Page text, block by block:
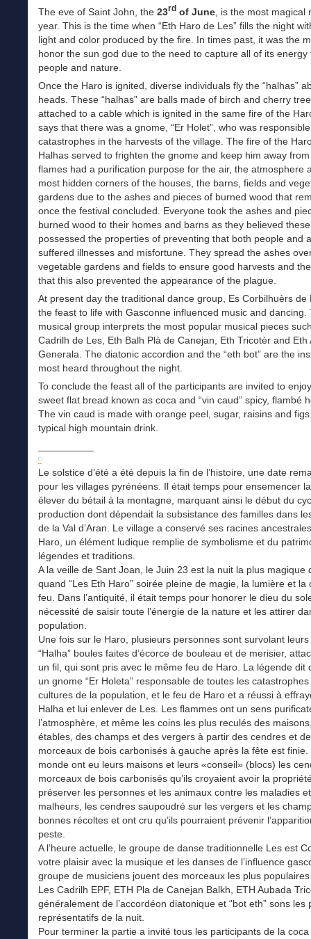
The eve of Saint John, the 23rd of June , is the most magical
year. This is the time when “Eth Haro de Les” fills the night
light and color produced by the fire. In times past, it was the
honor the sun god due to the need to capture all of its energy
people and nature.
Once the Haro is ignited, diverse individuals fly the “halhas”
heads. These “halhas” are balls made of birch and cherry
attached to a cable which is ignited in the same fire of the
says that there was a gnome, “Er Holet”, who was
catastrophes in the harvests of the village. The fire of the
Halhas served to frighten the gnome and keep him away
flames had a purification purpose for the air, the atmosphere
most hidden corners of the houses, the barns, fields and
gardens due to the ashes and pieces of burned wood that
once the festival concluded. Everyone took the ashes and
burned wood to their homes and barns as they believed these
possessed the properties of preventing that both people and
suffered illnesses and misfortune. They spread the ashes
vegetable gardens and fields to ensure good harvests and
that this also prevented the appearance of the plague.
At present day the traditional dance group, Es Corbilhuèrs de
the feast to life with Gasconne influenced music and dancing.
musical group interprets the most popular musical pieces
Cadrilh de Les, Eth Balh Plà de Canejan, Eth Tricotèr and Eth
Generala. The diatonic accordion and the “eth bot” are the
most heard throughout the night.
To conclude the feast all of the participants are invited to
sweet flat bread known as coca and “vin caud” spicy, flambé
The vin caud is made with orange peel, sugar, raisins and
typical high mountain drink.
Le solstice d’été a été depuis la fin de l’histoire, une date
pour les villages pyrénéens. Il était temps pour ensemencer
élever du bétail à la montagne, marquant ainsi le début du
production dont dépendait la subsistance des familles dans
de la Val d’Aran. Le village a conservé ses racines
Haro, un élément ludique remplie de symbolisme et du
légendes et traditions.
A la veille de Sant Joan, le Juin 23 est la nuit la plus magique
quand “Les Eth Haro” soirée pleine de magie, la lumière et la
feu. Dans l’antiquité, il était temps pour honorer le dieu du
nécessité de saisir toute l’énergie de la nature et les attirer
population.
Une fois sur le Haro, plusieurs personnes sont survolant
“Halha” boules faites d’écorce de bouleau et de merisier,
un fil, qui sont pris avec le même feu de Haro. La légende dit
un gnome “Er Holeta” responsable de toutes les
cultures de la population, et le feu de Haro et a réussi à
Halha et lui enlever de Les. Les flammes ont un sens
l’atmosphère, et même les coins les plus reculés des
étables, des champs et des vergers à partir des cendres et
morceaux de bois carbonisés à gauche après la fête est finie.
monde ont eu leurs maisons et leurs «conseil» (blocs) les
morceaux de bois carbonisés qu’ils croyaient avoir la
préserver les personnes et les animaux contre les maladies
malheurs, les cendres saupoudré sur les vergers et les
bonnes récoltes et ont cru qu’ils pourraient prévenir
peste.
A l’heure actuelle, le groupe de danse traditionnelle Les est
votre plaisir avec la musique et les danses de l’influence
groupe de musiciens jouent des morceaux les plus
Les Cadrilh EPF, ETH Pla de Canejan Balkh, ETH Aubada
généralement de l’accordéon diatonique et “bot eth” sons les
représentatifs de la nuit.
Pour terminer la partie a invité tous les participants de la